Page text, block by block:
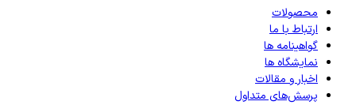
محصولات
ارتباط با ما
گواهینامه ها
نمایشگاه ها
اخبار و مقالات
پرسش‌های متداول